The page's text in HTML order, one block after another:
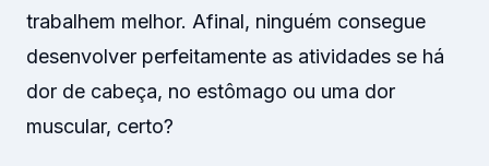
trabalhem melhor. Afinal, ninguém consegue
desenvolver perfeitamente as atividades se há
dor de cabeça, no estômago ou uma dor
muscular, certo?